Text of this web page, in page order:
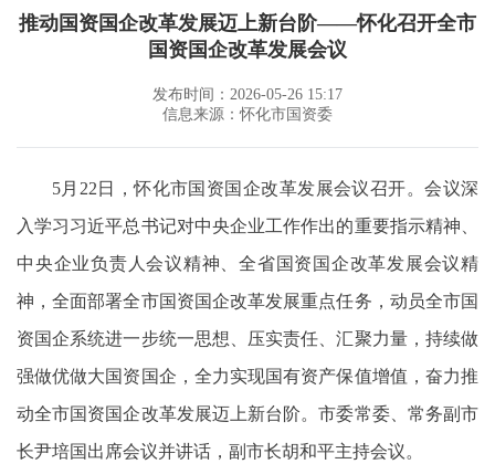
推动国资国企改革发展迈上新台阶——怀化召开全市
国资国企改革发展会议
发布时间：2026-05-26 15:17
信息来源：怀化市国资委
5月22日，怀化市国资国企改革发展会议召开。会议深
入学习习近平总书记对中央企业工作作出的重要指示精神、
中央企业负责人会议精神、全省国资国企改革发展会议精
神，全面部署全市国资国企改革发展重点任务，动员全市国
资国企系统进一步统一思想、压实责任、汇聚力量，持续做
强做优做大国资国企，全力实现国有资产保值增值，奋力推
动全市国资国企改革发展迈上新台阶。市委常委、常务副市
长尹培国出席会议并讲话，副市长胡和平主持会议。